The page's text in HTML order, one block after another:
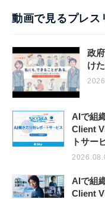
動画で見るプレス
政
け
AIで組
Client
トサー
AIで組
Client